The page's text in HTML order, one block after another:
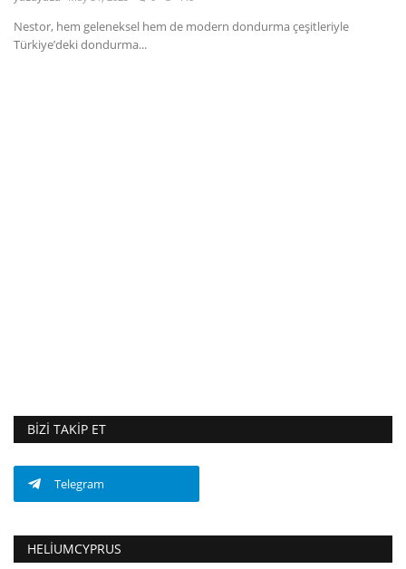
Dil
Nestor, hem geleneksel hem de modern dondurma çeşitleriyle
Türkiye’deki dondurma...
BIZI TAKIP ET
Telegram
HELIUMCYPRUS